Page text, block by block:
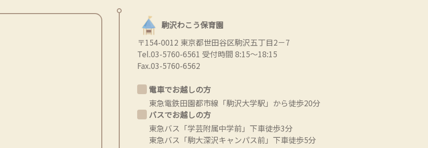
駒沢わこう保育園
〒154-0012 東京都世田谷区駒沢五丁目2－7
Tel.03-5760-6561 受付時間 8:15～18:15
Fax.03-5760-6562
電車でお越しの方
東急電鉄田園都市線「駒沢大学駅」から徒歩20分
バスでお越しの方
東急バス「学芸附属中学前」下車徒歩3分
東急バス「駒大深沢キャンパス前」下車徒歩5分